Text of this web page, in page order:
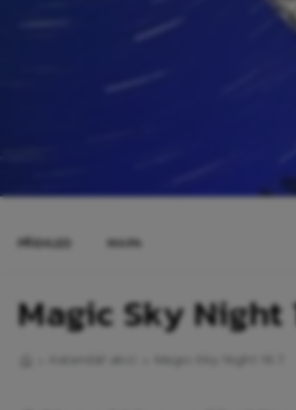
PŘEHLED MAPA
Magic Sky Night